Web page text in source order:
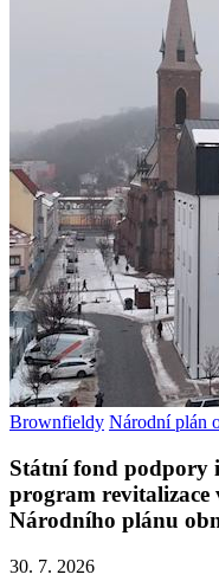
Brownfieldy Národní plán
Státní fond podpory
program
Národního plánu
30. 7. 2026